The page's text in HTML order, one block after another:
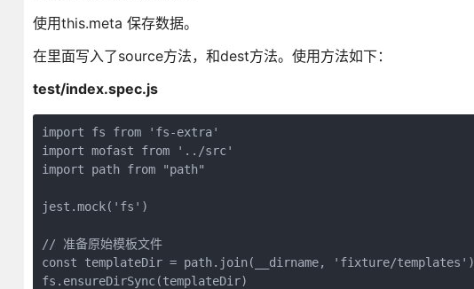
使用this.meta 保存数据。
在里面写入了source方法，和dest方法。使用方法如下：
test/index.spec.js
import fs from 'fs-extra'
import mofast from '../src'
import path from "path"
jest.mock('fs')
// 准备原始模板文件
const templateDir = path.join(__dirname, 'fixture/templates')
fs.ensureDirSync(templateDir)